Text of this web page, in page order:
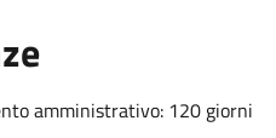
amministrativo: 120 giorni